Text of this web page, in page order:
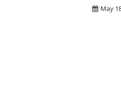
May